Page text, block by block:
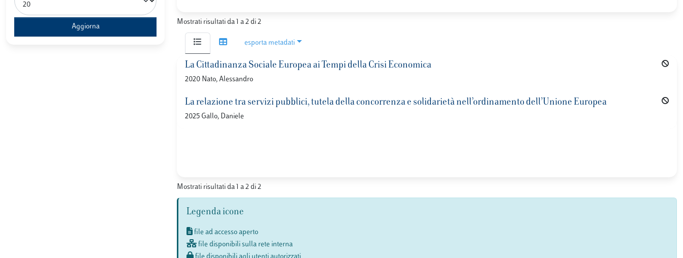
Mostrati risultati da 1 a 2 di 2
esporta metadati
La Cittadinanza Sociale Europea ai Tempi della Crisi Economica
2020 Nato, Alessandro
La relazione tra servizi pubblici, tutela della concorrenza e solidarietà nell’ordinamento dell’Unione Europea
2025 Gallo, Daniele
Mostrati risultati da 1 a 2 di 2
Legenda icone
file ad accesso aperto
file disponibili sulla rete interna